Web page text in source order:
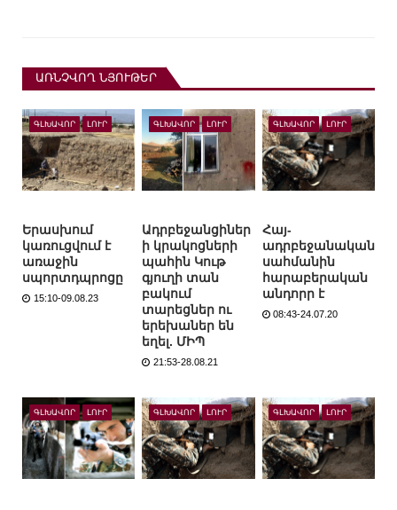
ԱՌՆՉՎՈՂ ՆՅՈՒԹԵՐ
ԳԼԽԱՎՈՐ ԼՈՒՐ
Երասխում
կառուցվում է
առաջին
սպորտդպրոցը
15:10-09.08.23
ԳԼԽԱՎՈՐ ԼՈՒՐ
Ադրբեջանցիներ
ի կրակոցների
պահին Կութ
գյուղի տան
բակում
տարեցներ ու
երեխաներ են
եղել. ՄԻՊ
21:53-28.08.21
ԳԼԽԱՎՈՐ ԼՈՒՐ
Հայ-
ադրբեջանական
սահմանին
հարաբերական
անդորր է
08:43-24.07.20
ԳԼԽԱՎՈՐ ԼՈՒՐ ԳԼԽԱՎՈՐ ԼՈՒՐ ԳԼԽԱՎՈՐ ԼՈՒՐ